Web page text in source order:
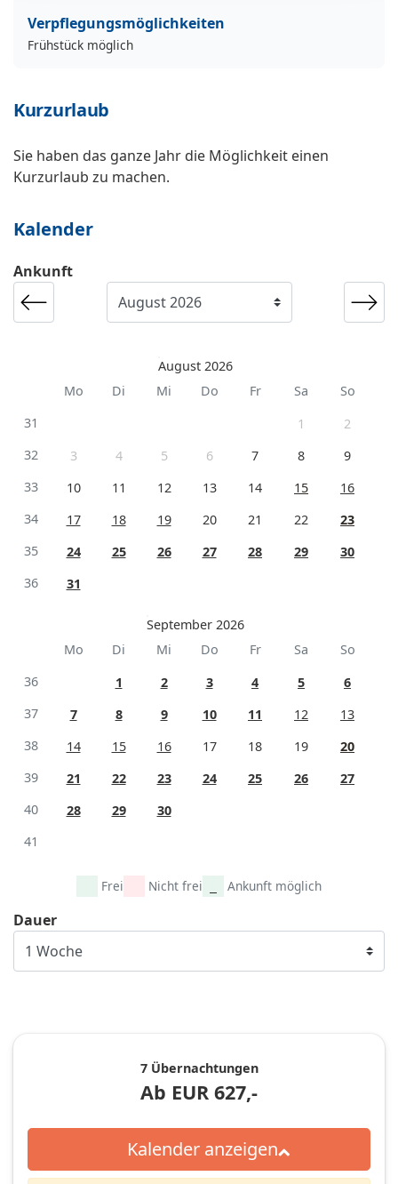
Verpflegungsmöglichkeiten
Frühstück möglich
Kurzurlaub
Sie haben das ganze Jahr die Möglichkeit einen
Kurzurlaub zu machen.
Kalender
Ankunft
August 2026
Mo
Di Mi Do Fr Sa
So
31
1
2
32
3 4 5 6 7 8
9
33
10 11 12 13 14 15
16
34
17 18 19 20 21 22
23
35
24 25 26 27 28 29
30
36
31
September 2026
Mo
Di Mi Do Fr Sa
So
36
1 2 3 4 5
6
37
7 8 9 10 11 12
13
38
14 15 16 17 18 19
20
39
21 22 23 24 25 26
27
40
28 29
30
41
Frei Nicht frei Ankunft möglich
Dauer
7 Übernachtungen
Ab EUR 627,-
Kalender anzeigen